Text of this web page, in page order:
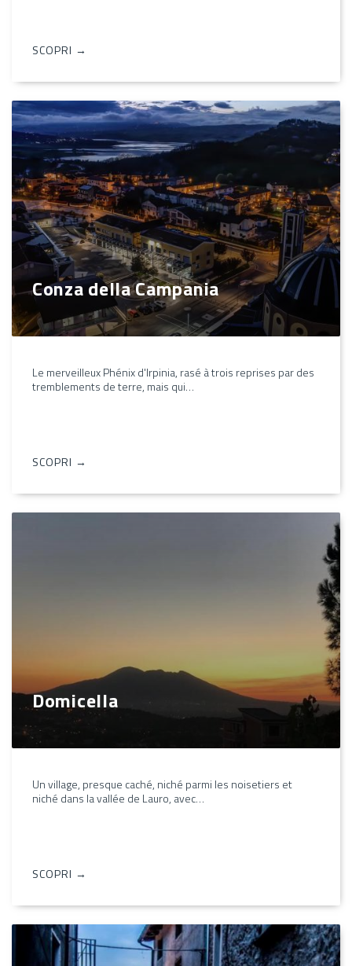
SCOPRI →
Conza della Campania
Le merveilleux Phénix d'Irpinia, rasé à trois reprises par des
tremblements de terre, mais qui…
SCOPRI →
Domicella
Un village, presque caché, niché parmi les noisetiers et
niché dans la vallée de Lauro, avec…
SCOPRI →